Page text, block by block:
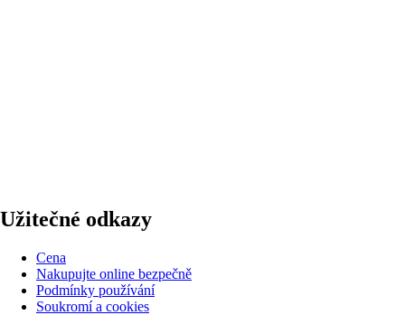
Užitečné odkazy
Cena
Nakupujte online bezpečně
Podmínky používání
Soukromí a cookies